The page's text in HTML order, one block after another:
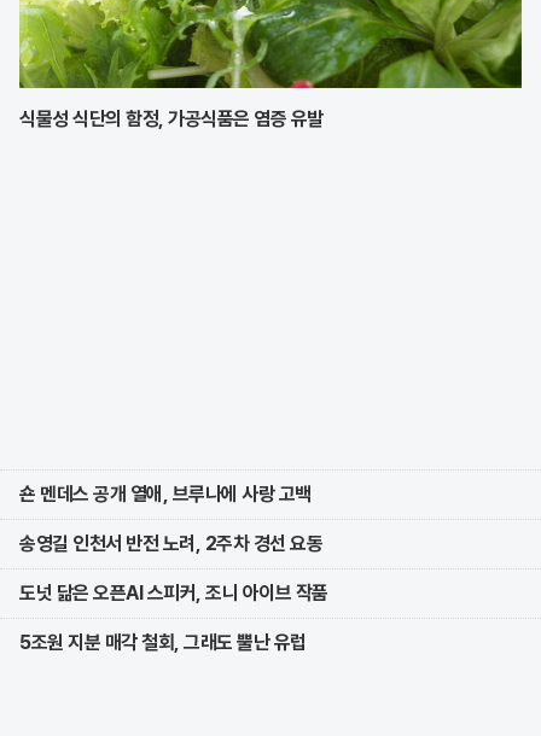
식물성 식단의 함정, 가공식품은 염증 유발
숀 멘데스 공개 열애, 브루나에 사랑 고백
송영길 인천서 반전 노려, 2주차 경선 요동
도넛 닮은 오픈AI 스피커, 조니 아이브 작품
5조원 지분 매각 철회, 그래도 뿔난 유럽